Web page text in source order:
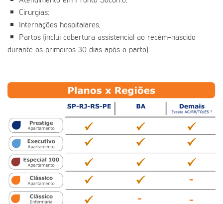
Cirurgias;
Internações hospitalares;
Partos (inclui cobertura assistencial ao recém-nascido
durante os primeiros 30 dias após o parto)